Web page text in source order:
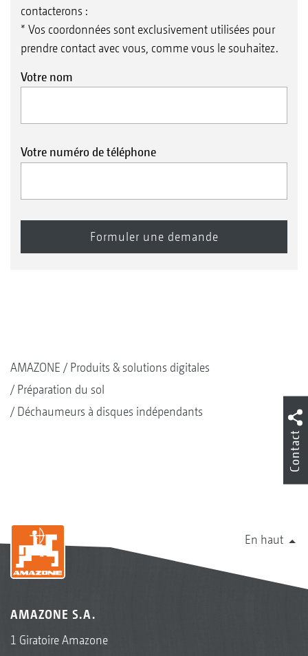
contacterons :
* Vos coordonnées sont exclusivement utilisées pour
prendre contact avec vous, comme vous le souhaitez.
Votre nom
Votre numéro de téléphone
AMAZONE
Produits & solutions digitales
Préparation du sol
Déchaumeurs à disques indépendants
En haut
AMAZONE S.A.
1 Giratoire Amazone
Contact